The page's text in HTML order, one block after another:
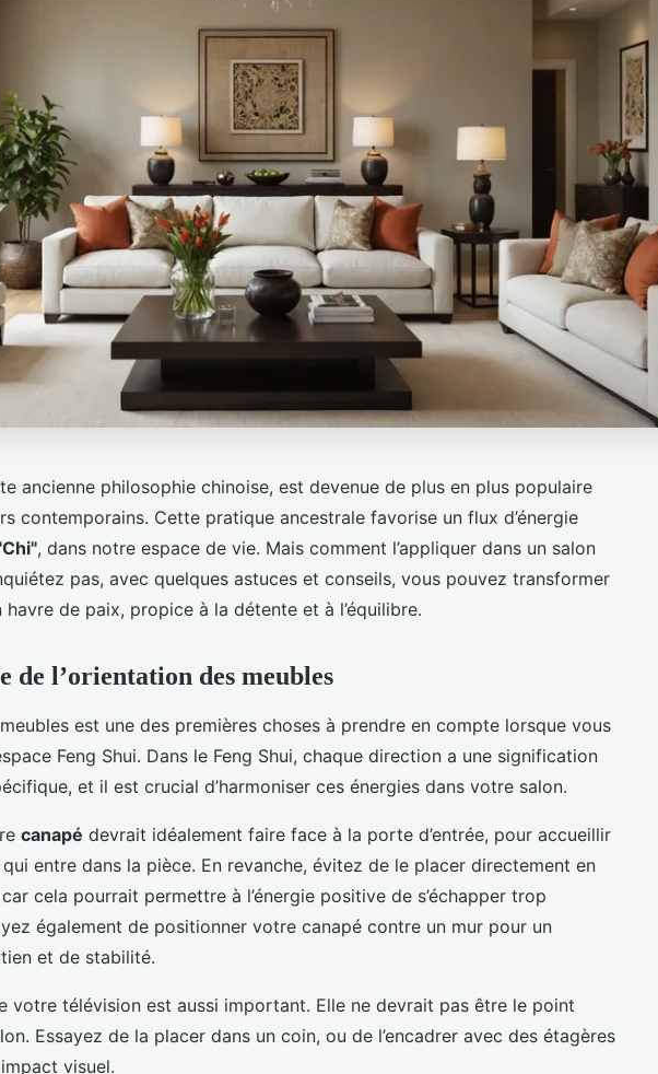
ancienne philosophie chinoise, est devenue de plus en plus populaire
contemporains. Cette pratique ancestrale favorise un flux d’énergie
, dans notre espace de vie. Mais comment l’appliquer dans un salon
pas, avec quelques astuces et conseils, vous pouvez transformer
de paix, propice à la détente et à l’équilibre.
de l’orientation des meubles
est une des premières choses à prendre en compte lorsque vous
Feng Shui. Dans le Feng Shui, chaque direction a une signification
et il est crucial d’harmoniser ces énergies dans votre salon.
canapé devrait idéalement faire face à la porte d’entrée, pour accueillir
qui entre dans la pièce. En revanche, évitez de le placer directement en
cela pourrait permettre à l’énergie positive de s’échapper trop
également de positionner votre canapé contre un mur pour un
et de stabilité.
votre télévision est aussi important. Elle ne devrait pas être le point
Essayez de la placer dans un coin, ou de l’encadrer avec des étagères
visuel.